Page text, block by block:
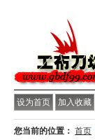
设为首页 加入收藏
您当前的位置： 首页